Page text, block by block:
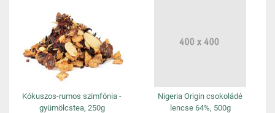
Kókuszos-rumos szimfónia -
gyümölcstea, 250g
Nigeria Origin csokoládé
lencse 64%, 500g